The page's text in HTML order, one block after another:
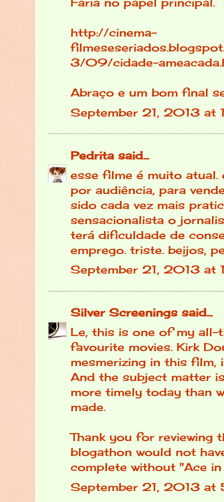
http://cinema-
3/09/cidade-
Abraço e um bom final
September 21, 2013 at
Pedrita said...
esse filme é muito atual.
por audiência, para
sido cada vez mais
sensacionalista o
terá dificuldade de
emprego. triste. beijos,
September 21, 2013 at
Silver Screenings said...
Le, this is one of my all-
favourite movies. Kirk
mesmerizing in this film,
And the subject matter
more timely today than
made.
Thank you for reviewing
blogathon would not
complete without "Ace in
September 21, 2013 at